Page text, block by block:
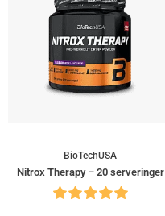
BioTechUSA
Nitrox Therapy – 20 serveringer